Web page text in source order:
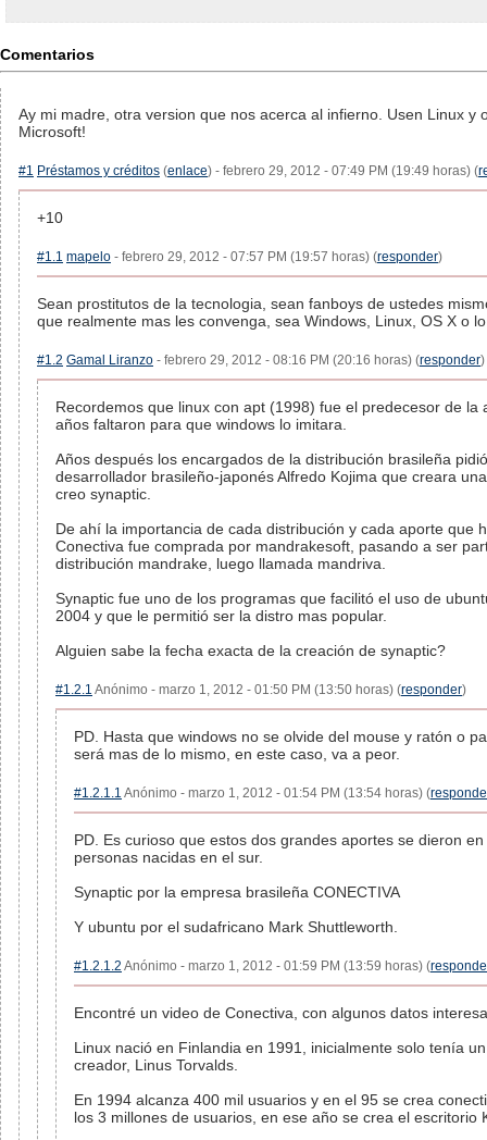
Comentarios
Ay mi madre, otra version que nos acerca al infierno. Usen Linux y
Microsoft!
#1 Préstamos y créditos (enlace) - febrero 29, 2012 - 07:49 PM (19:49 horas) (
+10
#1.1 mapelo - febrero 29, 2012 - 07:57 PM (19:57 horas) (responder)
Sean prostitutos de la tecnologia, sean fanboys de ustedes
que realmente mas les convenga, sea Windows, Linux, OS X o
#1.2 Gamal Liranzo - febrero 29, 2012 - 08:16 PM (20:16 horas) (responder)
Recordemos que linux con apt (1998) fue el predecesor de la
años faltaron para que windows lo imitara.
Años después los encargados de la distribución brasileña
desarrollador brasileño-japonés Alfredo Kojima que creara
creo synaptic.
De ahí la importancia de cada distribución y cada aporte que
Conectiva fue comprada por mandrakesoft, pasando a ser
distribución mandrake, luego llamada mandriva.
Synaptic fue uno de los programas que facilitó el uso de
2004 y que le permitió ser la distro mas popular.
Alguien sabe la fecha exacta de la creación de synaptic?
#1.2.1 Anónimo - marzo 1, 2012 - 01:50 PM (13:50 horas) (responder)
PD. Hasta que windows no se olvide del mouse y ratón o
será mas de lo mismo, en este caso, va a peor.
#1.2.1.1 Anónimo - marzo 1, 2012 - 01:54 PM (13:54 horas) (
PD. Es curioso que estos dos grandes aportes se dieron
personas nacidas en el sur.
Synaptic por la empresa brasileña CONECTIVA
Y ubuntu por el sudafricano Mark Shuttleworth.
#1.2.1.2 Anónimo - marzo 1, 2012 - 01:59 PM (13:59 horas) (
Encontré un video de Conectiva, con algunos datos
Linux nació en Finlandia en 1991, inicialmente solo tenía
creador, Linus Torvalds.
En 1994 alcanza 400 mil usuarios y en el 95 se crea
los 3 millones de usuarios, en ese año se crea el escritorio